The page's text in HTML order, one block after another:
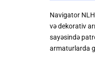
Navigator
və dekorativ
sayəsində
armaturlarda